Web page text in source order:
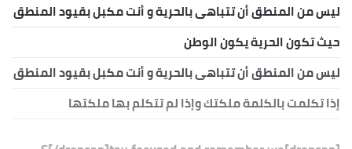
ليس من المنطق أن تتباهى بالحرية و أنت مكبل بقيود المنطق
حيث تكون الحرية يكون الوطن
ليس من المنطق أن تتباهى بالحرية و أنت مكبل بقيود المنطق
إذا تكلمت بالكلمة ملكتك وإذا لم تتكلم بها ملكتها